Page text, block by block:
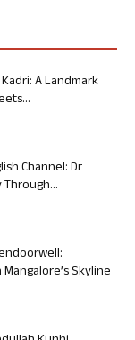
A Landmark
Channel: Dr
Skyline